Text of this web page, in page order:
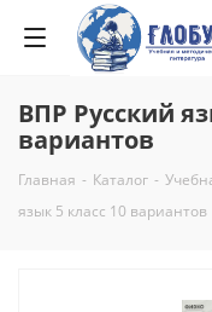
ВПР Русский
вариантов
Главная - Каталог -
язык 5 класс 10 вариантов